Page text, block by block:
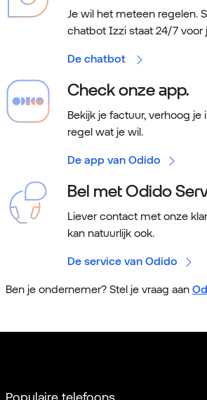
Je wil het meteen regelen.
chatbot Izzi staat 24/7 voor
De chatbot
Check onze app.
Bekijk je factuur, verhoog
regel wat je wil.
De app van Odido
Bel met Odido
Liever contact met onze
kan natuurlijk ook.
De service van Odido
Ben je ondernemer? Stel je vraag aan
Populaire telefoons